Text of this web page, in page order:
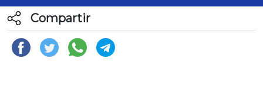
Compartir